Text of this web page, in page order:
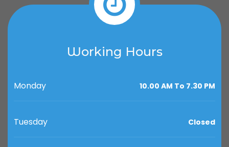
Working Hours
Monday 10.00 AM To 7.30 PM
Tuesday Closed